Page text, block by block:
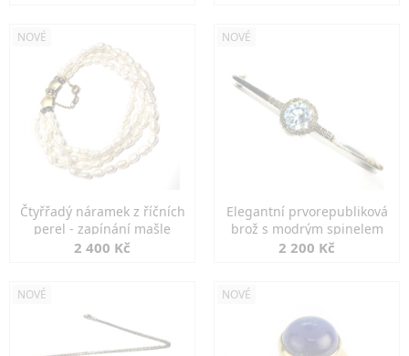
NOVÉ
Čtyřřadý náramek z říčních
perel - zapínání mašle
2 400 Kč
NOVÉ
Elegantní prvorepubliková
brož s modrým spinelem
2 200 Kč
NOVÉ NOVÉ